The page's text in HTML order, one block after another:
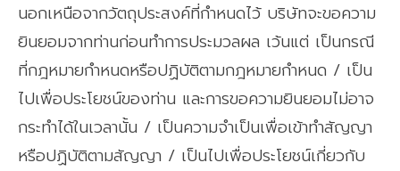
นอกเหนือจากวัตถุประสงค์ที่กำหนดไว้ บริษัทจะขอความ
ยินยอมจากท่านก่อนทำการประมวลผล เว้นแต่ เป็นกรณี
ที่กฎหมายกำหนดหรือปฏิบัติตามกฎหมายกำหนด / เป็น
ไปเพื่อประโยชน์ของท่าน และการขอความยินยอมไม่อาจ
กระทำได้ในเวลานั้น / เป็นความจำเป็นเพื่อเข้าทำสัญญา
หรือปฏิบัติตามสัญญา / เป็นไปเพื่อประโยชน์เกี่ยวกับ